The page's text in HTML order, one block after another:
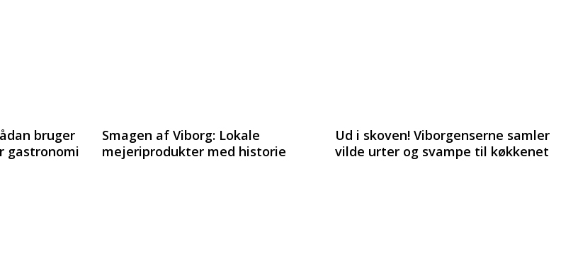
bruger
gastronomi
Smagen af Viborg: Lokale
mejeriprodukter med historie
Ud i skoven! Viborgenserne samler
vilde urter og svampe til køkkenet